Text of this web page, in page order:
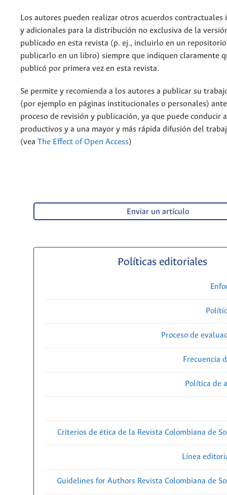
Los autores pueden realizar otros acuerdos contractuales
y adicionales para la distribución no exclusiva de la
publicado en esta revista (p. ej., incluirlo en un
publicarlo en un libro) siempre que indiquen claramente
publicó por primera vez en esta revista.
Se permite y recomienda a los autores a publicar su
(por ejemplo en páginas institucionales o personales)
proceso de revisión y publicación, ya que puede conducir
productivos y a una mayor y más rápida difusión del
(vea The Effect of Open Access)
Enviar un artículo
Políticas editoriales
Proceso de
Frecuencia
Política de
Criterios de ética de la Revista Colombiana de
Línea
Guidelines for Authors Revista Colombiana de